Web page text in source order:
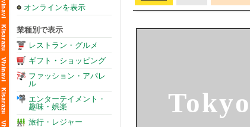
オンラインを表示
業種別で表示
レストラン・グルメ
ギフト・ショッピング
ファッション・アパレ
ル
エンターテイメント・
趣味・娯楽
旅行・レジャー